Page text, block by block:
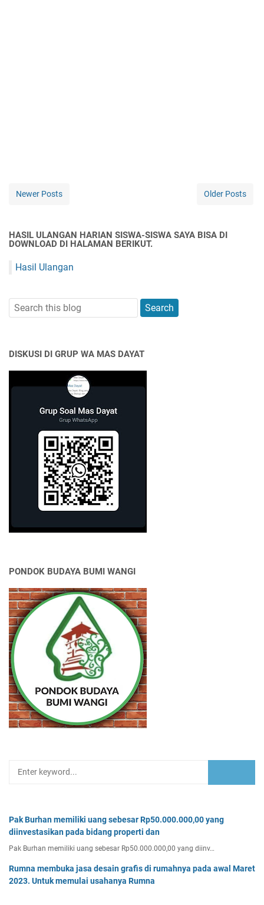
Newer Posts Older Posts
HASIL ULANGAN HARIAN SISWA-SISWA SAYA BISA DI
DOWNLOAD DI HALAMAN BERIKUT.
Hasil Ulangan
DISKUSI DI GRUP WA MAS DAYAT
PONDOK BUDAYA BUMI WANGI
Pak Burhan memiliki uang sebesar Rp50.000.000,00 yang
diinvestasikan pada bidang properti dan
Pak Burhan memiliki uang sebesar Rp50.000.000,00 yang diinv…
Rumna membuka jasa desain grafis di rumahnya pada awal Maret
2023. Untuk memulai usahanya Rumna